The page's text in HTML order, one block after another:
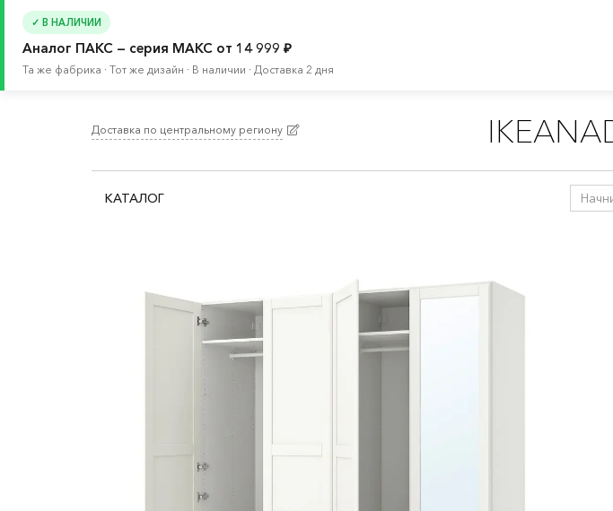
✓ В НАЛИЧИИ
Аналог ПАКС — серия МАКС от 14 999 ₽
Та же фабрика · Тот же дизайн · В наличии · Доставка 2 дня
Доставка по центральному региону
КАТАЛОГ